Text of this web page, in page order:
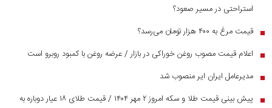
استراحتی در مسیر صعود؟
■ قیمت مرغ به ۴۰۰ هزار تومان می‌رسد؟
■ اعلام قیمت مصوب روغن خوراکی در بازار / عرضه روغن با کمبود روبرو است
■ مدیرعامل ایران ایر منصوب شد
■
پیش بینی قیمت طلا و سکه امروز ۲ مهر ۱۴۰۴ / قیمت طلای ۱۸ عیار دوباره به